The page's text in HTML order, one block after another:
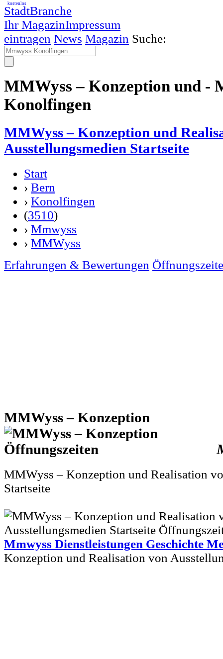
StadtBranche
Ihr MagazinImpressum
kostenlos
eintragen News Magazin Suche:
MMWyss – Konzeption und -
Konolfingen
MMWyss – Konzeption und
Ausstellungsmedien Startseite
Start
› Bern
› Konolfingen
(3510)
› Mmwyss
› MMWyss
Erfahrungen & Bewertungen
MMWyss – Konzeption
MMWyss – Konzeption und Realisation
Startseite
Mmwyss Dienstleistungen Geschichte
Konzeption und Realisation von